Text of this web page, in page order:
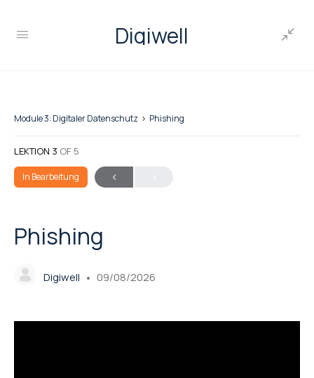
Digiwell
Module 3: Digitaler Datenschutz Phishing
LEKTION 3 OF 5
In Bearbeitung
Phishing
Digiwell 09/08/2026